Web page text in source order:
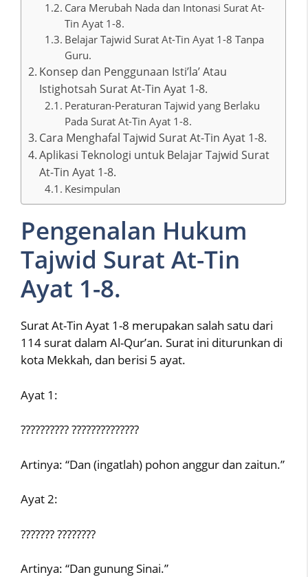
Cara Merubah Nada dan Intonasi Surat At-
Tin Ayat 1-8.
Belajar Tajwid Surat At-Tin Ayat 1-8 Tanpa
Guru.
Konsep dan Penggunaan Isti’la’ Atau
Istighotsah Surat At-Tin Ayat 1-8.
Peraturan-Peraturan Tajwid yang Berlaku
Pada Surat At-Tin Ayat 1-8.
Cara Menghafal Tajwid Surat At-Tin Ayat 1-8.
Aplikasi Teknologi untuk Belajar Tajwid Surat
At-Tin Ayat 1-8.
Kesimpulan
Pengenalan Hukum
Tajwid Surat At-Tin
Ayat 1-8.
Surat At-Tin Ayat 1-8 merupakan salah satu dari
114 surat dalam Al-Qur’an. Surat ini diturunkan di
kota Mekkah, dan berisi 5 ayat.
Ayat 1:
?????????? ??????????????
Artinya: “Dan (ingatlah) pohon anggur dan zaitun.”
Ayat 2:
??????? ????????
Artinya: “Dan gunung Sinai.”